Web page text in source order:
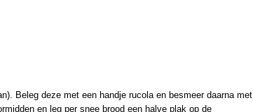
Beleg deze met een handje rucola en besmeer daarna met
en leg per snee brood een halve plak op de